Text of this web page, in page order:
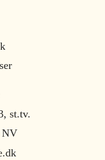
st.tv.
NV